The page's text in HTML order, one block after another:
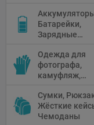
Батарейки,
Зарядные
питания,
панели
Одежда для
фотографа,
камуфляж,
Сумки,
Жёсткие
Чемоданы